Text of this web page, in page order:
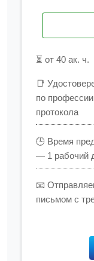
⏳ от 40 ак. ч.
📑
по
протокола
🕒 Время
— 1 рабочий
📧
письмом с